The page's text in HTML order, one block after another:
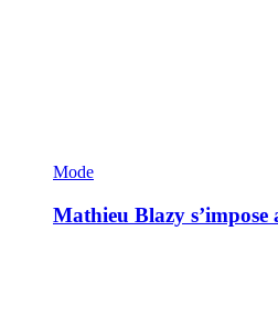
Mode
Mathieu Blazy